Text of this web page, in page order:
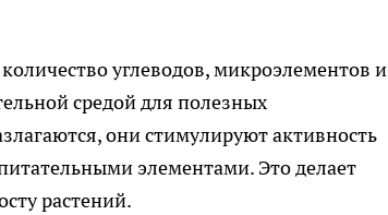
углеводов, микроэлементов и
средой для полезных
они стимулируют активность
элементами. Это делает
растений.